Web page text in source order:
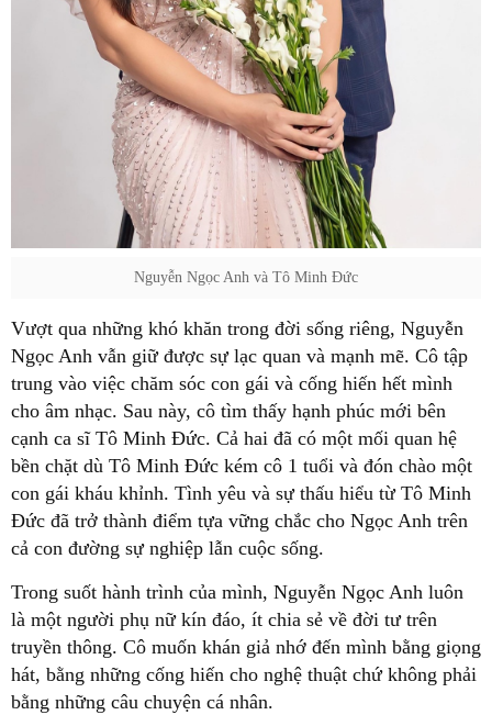
Nguyễn Ngọc Anh và Tô Minh Đức
Vượt qua những khó khăn trong đời sống riêng, Nguyễn
Ngọc Anh vẫn giữ được sự lạc quan và mạnh mẽ. Cô tập
trung vào việc chăm sóc con gái và cống hiến hết mình
cho âm nhạc. Sau này, cô tìm thấy hạnh phúc mới bên
cạnh ca sĩ Tô Minh Đức. Cả hai đã có một mối quan hệ
bền chặt dù Tô Minh Đức kém cô 1 tuổi và đón chào một
con gái kháu khỉnh. Tình yêu và sự thấu hiểu từ Tô Minh
Đức đã trở thành điểm tựa vững chắc cho Ngọc Anh trên
cả con đường sự nghiệp lẫn cuộc sống.
Trong suốt hành trình của mình, Nguyễn Ngọc Anh luôn
là một người phụ nữ kín đáo, ít chia sẻ về đời tư trên
truyền thông. Cô muốn khán giả nhớ đến mình bằng giọng
hát, bằng những cống hiến cho nghệ thuật chứ không phải
bằng những câu chuyện cá nhân.